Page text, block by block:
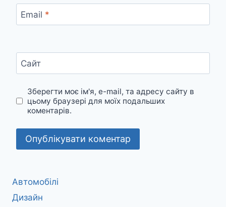
Email *
Сайт
Зберегти моє ім'я, e-mail, та адресу сайту в
цьому браузері для моїх подальших
коментарів.
Автомобілі
Дизайн